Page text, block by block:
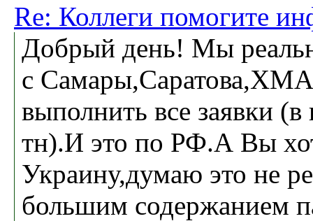
Re: Коллеги помогите
Добрый день! Мы
с
выполнить все заявки
тн).И это по РФ.А Вы
Украину,думаю это не
большим содержанием